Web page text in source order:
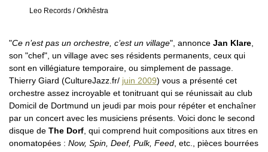
Leo Records / Orkhêstra
"Ce n’est pas un orchestre, c’est un village", annonce Jan Klare
son "chef", un village avec ses résidents permanents, ceux qui
sont en villégiature temporaire, ou simplement de passage.
Thierry Giard (CultureJazz.fr/ juin 2009) vous a présenté cet
orchestre assez incroyable et tonitruant qui se réunissait au club
Domicil de Dortmund un jeudi par mois pour répéter et enchaîner
par un concert avec les musiciens présents. Voici donc le second
disque de The Dorf , qui comprend huit compositions aux titres en
onomatopées : Now, Spin, Deef, Pulk, Feed , etc., pièces bourrées